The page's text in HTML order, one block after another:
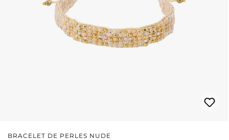
BRACELET DE PERLES NUDE